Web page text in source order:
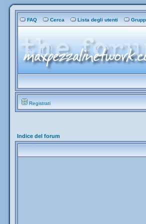
FAQ Cerca Lista degli utenti
Registrati
Indice del forum